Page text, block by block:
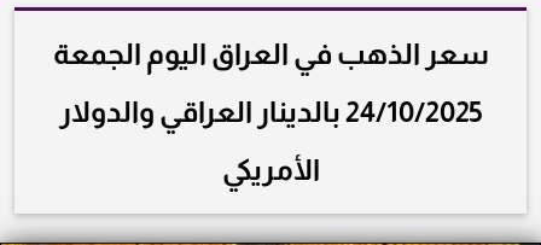
سعر الذهب في العراق اليوم الجمعة
24/10/2025 بالدينار العراقي والدولار
الأمريكي